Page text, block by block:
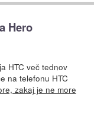
Hero
HTC več tednov
na telefonu HTC
zakaj je ne more